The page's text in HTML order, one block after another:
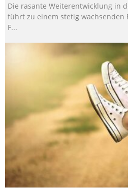
Die rasante Weiterentwicklung in
führt zu einem stetig wachsenden
F...